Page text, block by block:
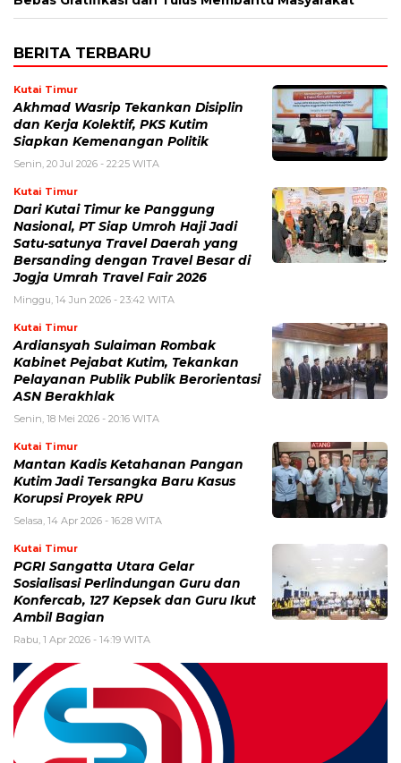
BERITA TERBARU
Kutai Timur
Akhmad Wasrip Tekankan Disiplin
dan Kerja Kolektif, PKS Kutim
Siapkan Kemenangan Politik
Senin, 20 Jul 2026 - 22:25 WITA
Kutai Timur
Dari Kutai Timur ke Panggung
Nasional, PT Siap Umroh Haji Jadi
Satu-satunya Travel Daerah yang
Bersanding dengan Travel Besar di
Jogja Umrah Travel Fair 2026
Minggu, 14 Jun 2026 - 23:42 WITA
Kutai Timur
Ardiansyah Sulaiman Rombak
Kabinet Pejabat Kutim, Tekankan
Pelayanan Publik Publik Berorientasi
ASN Berakhlak
Senin, 18 Mei 2026 - 20:16 WITA
Kutai Timur
Mantan Kadis Ketahanan Pangan
Kutim Jadi Tersangka Baru Kasus
Korupsi Proyek RPU
Selasa, 14 Apr 2026 - 16:28 WITA
Kutai Timur
PGRI Sangatta Utara Gelar
Sosialisasi Perlindungan Guru dan
Konfercab, 127 Kepsek dan Guru Ikut
Ambil Bagian
Rabu, 1 Apr 2026 - 14:19 WITA